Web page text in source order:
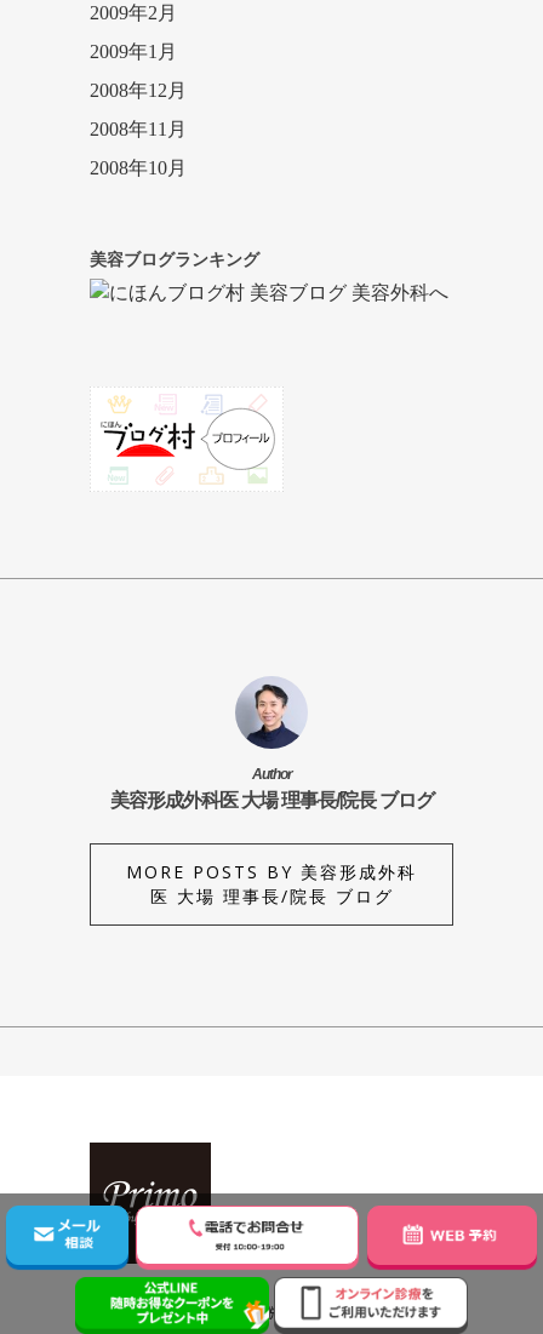
2009年2月
2009年1月
2008年12月
2008年11月
2008年10月
美容ブログランキング
Author
美容形成外科医 大場 理事長/院長 ブログ
MORE POSTS BY 美容形成外科
医 大場 理事長/院長 ブログ